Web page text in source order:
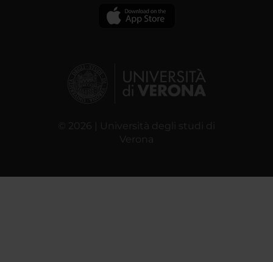
© 2026 | Università degli studi di
Verona